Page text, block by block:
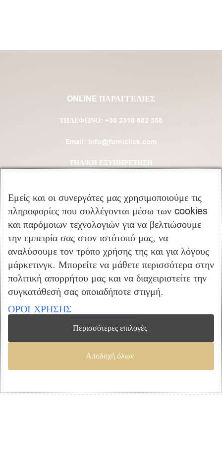
ONLINE ΠΑΡΑΓΓΕΛΙΕΣ
ΤΗΛΈΦΩΝΟ: +30 2310 682 358
Email: info@furniclick.com
ΤΗΛ/ΚΗ ΕΞΥΠΗΡΕΤΗΣΗ
ΚΑΤΗΓΟΡΙΕΣ ΠΡΟΪΟΝΤΩΝ
Υπνοδωμάτιο
Σαλόνι
Παιδικό Δωμάτιο
Στρώματα
Προσφορές
ΕΞΥΠΗΡΕΤΗΣΗ ΠΕΛΑΤΩΝ
Λίστα Επιθυμιών
Επικοινωνία
Εμείς και οι συνεργάτες μας χρησιμοποιούμε τις
πληροφορίες που συλλέγονται μέσω των cookies
και παρόμοιων τεχνολογιών για να βελτιώσουμε
την εμπειρία σας στον ιστότοπό μας, να
αναλύσουμε τον τρόπο χρήσης της και για λόγους
μάρκετινγκ. Μπορείτε να μάθετε περισσότερα στην
πολιτική απορρήτου μας και να διαχειριστείτε την
συγκατάθεσή σας οποιαδήποτε στιγμή.
ΟΡΟΙ ΧΡΗΣΗΣ
Περισσότερες επιλογές
Αποδοχή όλων